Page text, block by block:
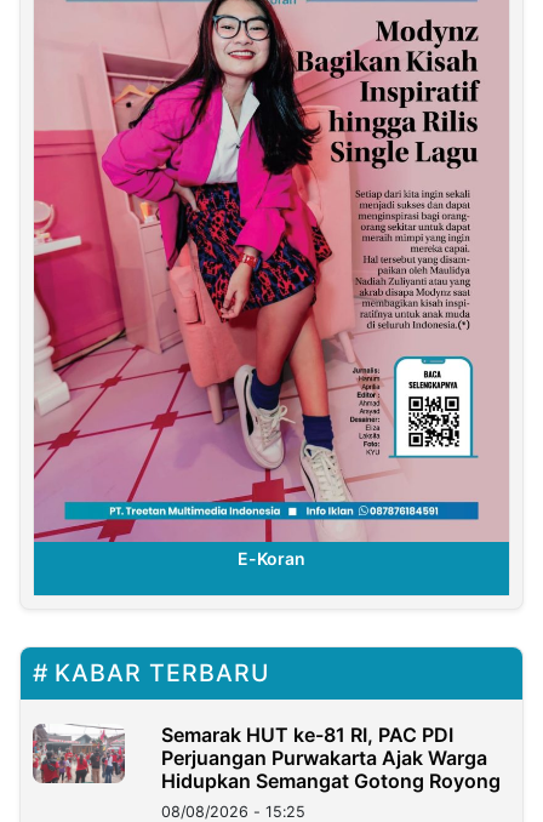
E-Koran
KABAR TERBARU
Semarak HUT ke-81 RI, PAC PDI
Perjuangan Purwakarta Ajak Warga
Hidupkan Semangat Gotong Royong
08/08/2026 - 15:25